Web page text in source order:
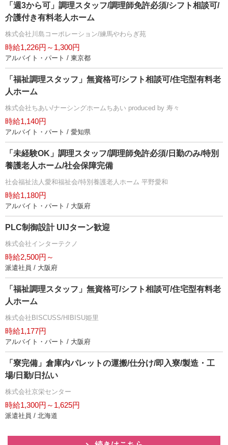
「週3から可」調理スタッフ/調理師免許必須/シフト相談可/
介護付き有料老人ホーム
株式会社川島コーポレーション/練馬やわらぎ苑
時給1,226円～1,300円
アルバイト・パート / 東京都
「福祉調理スタッフ」無資格可/シフト相談可/住宅型有料老
人ホーム
株式会社ちあい/ナーシングホームちあい produced by 寿々
時給1,140円
アルバイト・パート / 愛知県
「未経験OK」調理スタッフ/調理師免許必須/日勤のみ/特別
養護老人ホーム/社会保障完備
社会福祉法人愛和福祉会/特別養護老人ホーム 平野愛和
時給1,180円
アルバイト・パート / 大阪府
PLC制御設計 UIJターン歓迎
株式会社インターテクノ
時給2,500円～
派遣社員 / 大阪府
「福祉調理スタッフ」無資格可/シフト相談可/住宅型有料老
人ホーム
株式会社BISCUSS/HIBISU姫里
時給1,177円
アルバイト・パート / 大阪府
「寮完備」倉庫内パレットの運搬/仕分け/即入寮/製造・工
場/日勤/日払い
株式会社京栄センター
時給1,300円～1,625円
派遣社員 / 北海道